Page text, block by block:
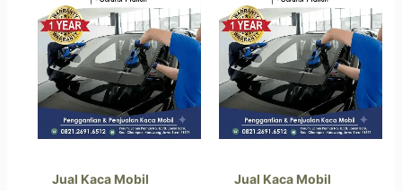
Jual Kaca Mobil
Jual Kaca Mobil